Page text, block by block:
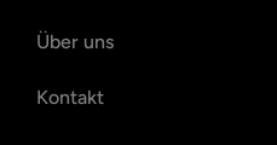
Über uns
Kontakt